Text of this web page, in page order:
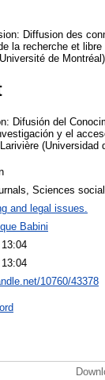
Diffusion des
la recherche et
de
Difusión del
y el
(Universidad
Sciences
and legal issues.
Babini
10760/43378